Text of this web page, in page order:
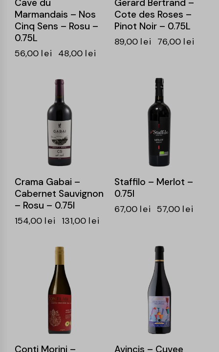
Cave du
Marmandais – Nos
Cinq Sens – Rosu –
0.75L
56,00 lei 48,00 lei
Gerard Bertrand –
Cote des Roses –
Pinot Noir – 0.75L
89,00 lei 76,00 lei
Crama Gabai –
Cabernet Sauvignon
– Rosu – 0.75l
154,00 lei 131,00 lei
Staffilo – Merlot –
0.75l
67,00 lei 57,00 lei
Conti Morini –
Avincis – Cuvee